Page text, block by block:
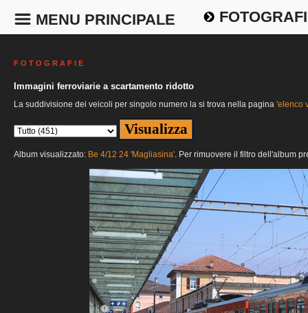
MENU PRINCIPALE
F O T O G R A F I E
Immagini ferroviarie a scartamento ridotto
La suddivisione dei veicoli per singolo numero la si trova nella pagina 'elenco
Album visualizzato: Be 4/12 24 'Magliasina'. Per rimuovere il filtro dell'album